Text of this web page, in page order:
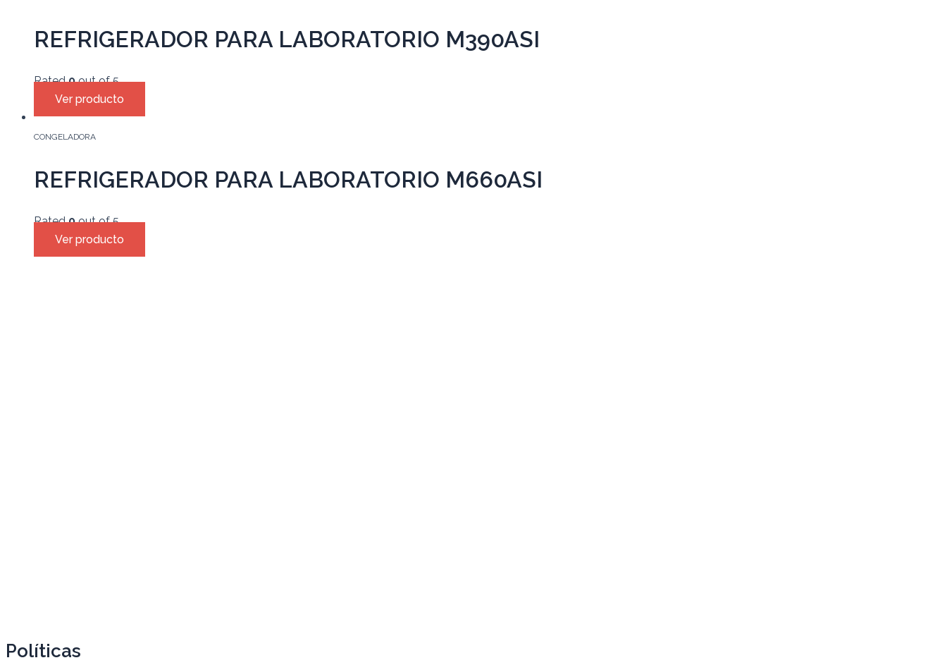
REFRIGERADOR PARA LABORATORIO M390ASI
Rated0out of 5
Ver producto
CONGELADORA
REFRIGERADOR PARA LABORATORIO M660ASI
Rated0out of 5
Ver producto
Políticas